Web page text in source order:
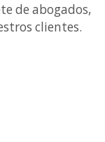
de abogados,
clientes.